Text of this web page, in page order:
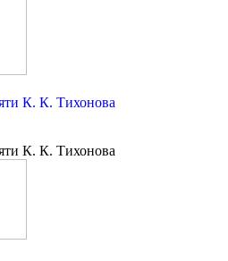
К. К. Тихонова
К. К. Тихонова